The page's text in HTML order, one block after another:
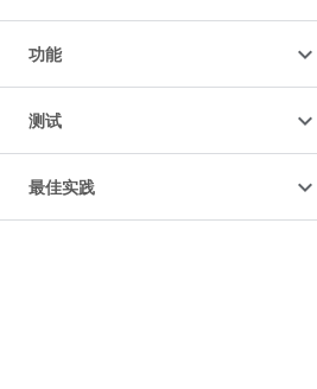
功能
测试
最佳实践